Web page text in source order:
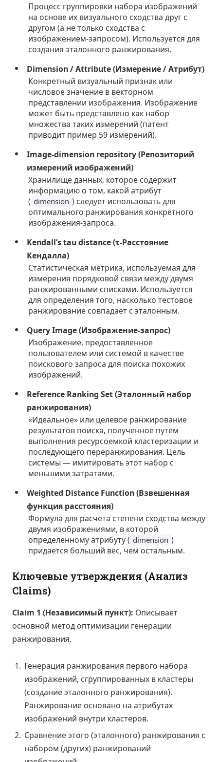
Процесс группировки набора изображений
на основе их визуального сходства друг с
другом (а не только сходства с
изображением-запросом). Используется для
создания эталонного ранжирования.
Dimension / Attribute (Измерение / Атрибут)
Конкретный визуальный признак или
числовое значение в векторном
представлении изображения. Изображение
может быть представлено как набор
множества таких измерений (патент
приводит пример 59 измерений).
Image-dimension repository (Репозиторий
измерений изображений)
Хранилище данных, которое содержит
информацию о том, какой атрибут
( dimension ) следует использовать для
оптимального ранжирования конкретного
изображения-запроса.
Kendall’s tau distance (τ-Расстояние
Кендалла)
Статистическая метрика, используемая для
измерения порядковой связи между двумя
ранжированными списками. Используется
для определения того, насколько тестовое
ранжирование совпадает с эталонным.
Query Image (Изображение-запрос)
Изображение, предоставленное
пользователем или системой в качестве
поискового запроса для поиска похожих
изображений.
Reference Ranking Set (Эталонный набор
ранжирования)
«Идеальное» или целевое ранжирование
результатов поиска, полученное путем
выполнения ресурсоемкой кластеризации и
последующего переранжирования. Цель
системы — имитировать этот набор с
меньшими затратами.
Weighted Distance Function (Взвешенная
функция расстояния)
Формула для расчета степени сходства между
двумя изображениями, в которой
определенному атрибуту ( dimension )
придается больший вес, чем остальным.
Ключевые утверждения (Анализ
Claims)
Claim 1 (Независимый пункт): Описывает
основной метод оптимизации генерации
ранжирования.
Генерация ранжирования первого набора
изображений, сгруппированных в кластеры
(создание эталонного ранжирования).
Ранжирование основано на атрибутах
изображений внутри кластеров.
Сравнение этого (эталонного) ранжирования с
набором (других) ранжирований